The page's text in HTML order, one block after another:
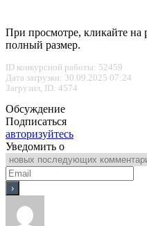
При просмотре, кликайте на
полный размер.
ID конкурсной работы: 52459
Дата загрузки: 30.09.2025 07:24
Загрузил, ID: 4574
Обсуждение
Подписаться
авторизуйтесь
Уведомить о